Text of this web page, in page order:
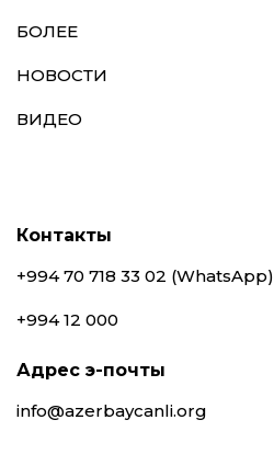
БОЛЕЕ
НОВОСТИ
ВИДЕО
Контакты
+994 70 718 33 02 (WhatsApp)
+994 12 000
Адрес э-почты
info@azerbaycanli.org